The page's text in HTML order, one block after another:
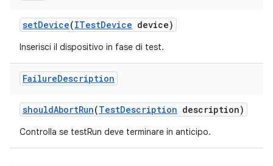
setDevice(ITestDevice device)
Inserisci il dispositivo in fase di test.
FailureDescription
shouldAbortRun(TestDescription description)
Controlla se testRun deve terminare in anticipo.